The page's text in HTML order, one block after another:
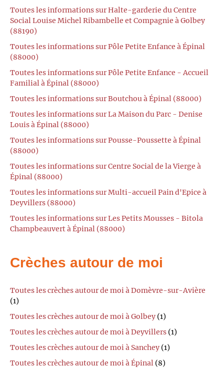
Toutes les informations sur Halte-garderie du Centre
Social Louise Michel Ribambelle et Compagnie à Golbey
(88190)
Toutes les informations sur Pôle Petite Enfance à Épinal
(88000)
Toutes les informations sur Pôle Petite Enfance - Accueil
Familial à Épinal (88000)
Toutes les informations sur Boutchou à Épinal (88000)
Toutes les informations sur La Maison du Parc - Denise
Louis à Épinal (88000)
Toutes les informations sur Pousse-Poussette à Épinal
(88000)
Toutes les informations sur Centre Social de la Vierge à
Épinal (88000)
Toutes les informations sur Multi-accueil Pain d'Epice à
Deyvillers (88000)
Toutes les informations sur Les Petits Mousses - Bitola
Champbeauvert à Épinal (88000)
Crèches autour de moi
Toutes les crèches autour de moi à Domèvre-sur-Avière
(1)
Toutes les crèches autour de moi à Golbey (1)
Toutes les crèches autour de moi à Deyvillers (1)
Toutes les crèches autour de moi à Sanchey (1)
Toutes les crèches autour de moi à Épinal (8)